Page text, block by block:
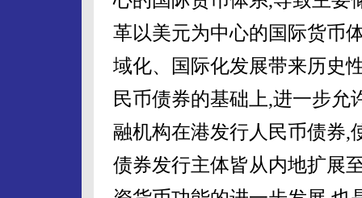
革以美元为中心的国际货币
域化、国际化发展带来历史
民币债券的基础上,进一步允
融机构在港发行人民币债券,
债券发行主体皆从内地扩展